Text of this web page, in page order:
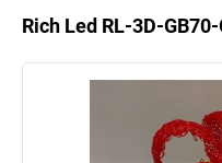
Rich Led RL-3D-